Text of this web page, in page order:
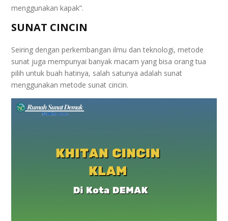
menggunakan kapak”.
SUNAT CINCIN
Seiring dengan perkembangan ilmu dan teknologi, metode
sunat juga mempunyai banyak macam yang bisa orang tua
pilih untuk buah hatinya, salah satunya adalah sunat
menggunakan metode sunat cincin.